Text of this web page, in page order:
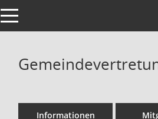
Toggle navigation
Informationen